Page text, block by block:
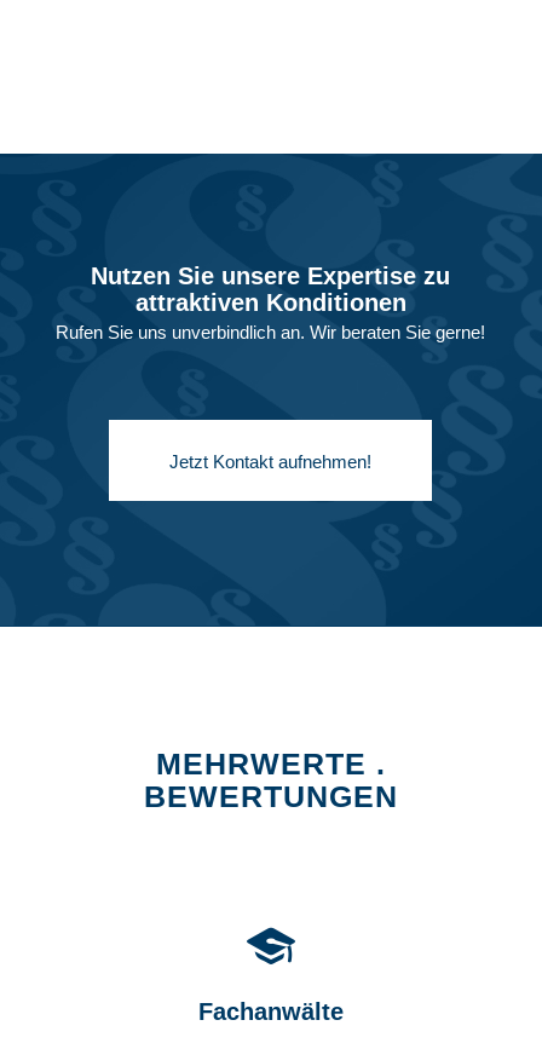
Nutzen Sie unsere Expertise zu
attraktiven Konditionen
Rufen Sie uns unverbindlich an. Wir beraten Sie gerne!
Jetzt Kontakt aufnehmen!
MEHRWERTE .
BEWERTUNGEN
Fachanwälte